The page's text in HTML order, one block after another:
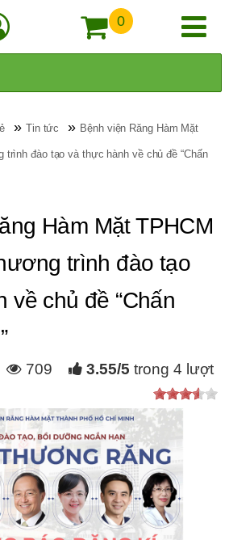
0
» Tin tức » Bệnh viện Răng Hàm Mặt
trình đào tạo và thực hành về chủ đề “Chấn
Hàm Mặt TPHCM
trình đào tạo
về chủ đề “Chấn
709 3.55/5 trong4 lượt